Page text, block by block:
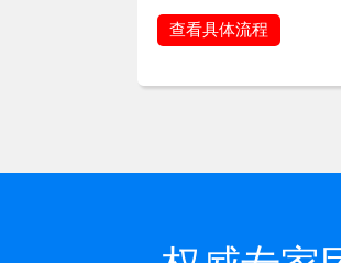
查看具体流程